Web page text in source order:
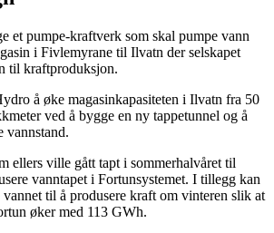
et pumpe-kraftverk som skal pumpe vann
i Fivlemyrane til Ilvatn der selskapet
til kraftproduksjon.
å øke magasinkapasiteten i Ilvatn fra 50
ved å bygge en ny tappetunnel og å
vannstand.
ellers ville gått tapt i sommerhalvåret til
vanntapet i Fortunsystemet. I tillegg kan
vannet til å produsere kraft om vinteren slik at
øker med 113 GWh.